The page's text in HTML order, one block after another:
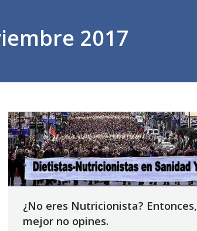
2017
¿No eres Nutricionista? Entonces,
mejor no opines.